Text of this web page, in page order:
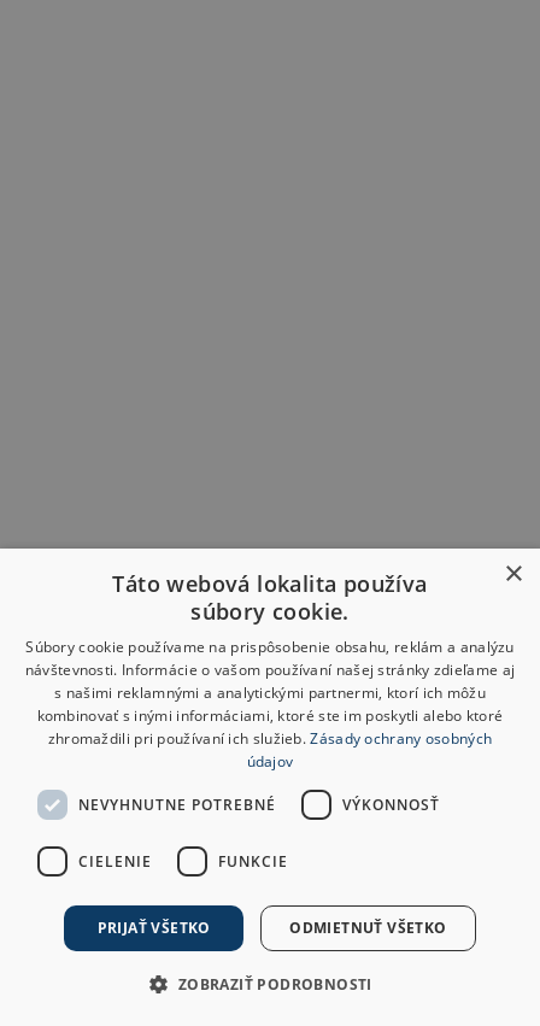
×
Táto webová lokalita používa
súbory cookie.
Súbory cookie používame na prispôsobenie obsahu, reklám a analýzu
návštevnosti. Informácie o vašom používaní našej stránky zdieľame aj
s našimi reklamnými a analytickými partnermi, ktorí ich môžu
kombinovať s inými informáciami, ktoré ste im poskytli alebo ktoré
zhromaždili pri používaní ich služieb.Zásady ochrany osobných
údajov
NEVYHNUTNE POTREBNÉ VÝKONNOSŤ
CIELENIE FUNKCIE
PRIJAŤ VŠETKO ODMIETNUŤ VŠETKO
ZOBRAZIŤ PODROBNOSTI